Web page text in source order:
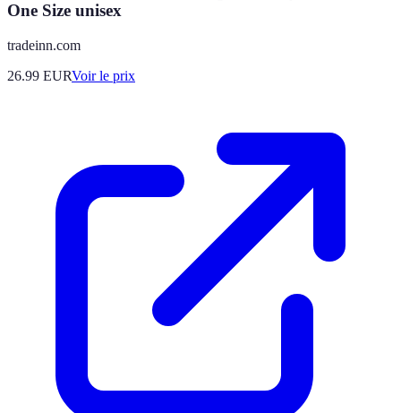
One Size unisex
tradeinn.com
26.99 EURVoir le prix